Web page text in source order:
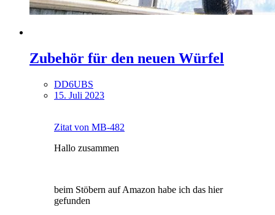
Zubehör für den neuen Würfel
DD6UBS
15. Juli 2023
Zitat von MB-482
Hallo zusammen
beim Stöbern auf Amazon habe ich das hier
gefunden